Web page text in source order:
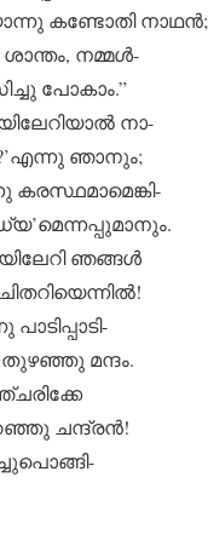
കണ്ടോതി നാഥൻ;
നമ്മൾ-
പോകാം.”
നാ-
ഞാനും;
ഞങ്ങൾ
തുഴഞ്ഞു മന്ദം.
ചന്ദ്രൻ!